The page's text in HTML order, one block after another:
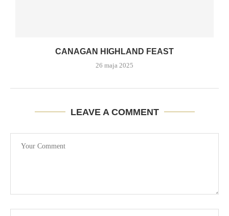
CANAGAN HIGHLAND FEAST
26 maja 2025
LEAVE A COMMENT